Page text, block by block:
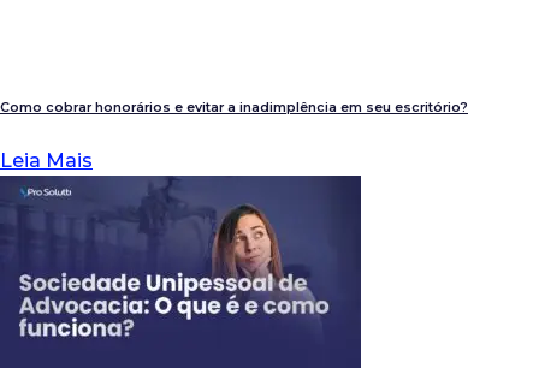
Como cobrar honorários e evitar a inadimplência em seu escritório?
Leia Mais